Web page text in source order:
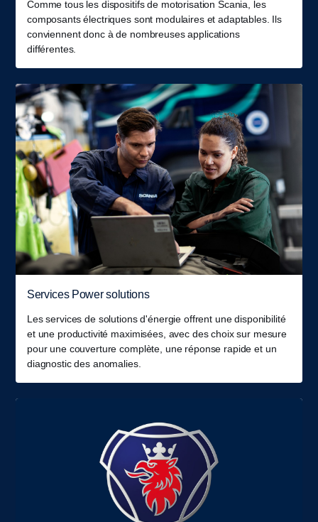
Comme tous les dispositifs de motorisation Scania, les
composants électriques sont modulaires et adaptables. Ils
conviennent donc à de nombreuses applications
différentes.
Services Power solutions
Les services de solutions d'énergie offrent une disponibilité
et une productivité maximisées, avec des choix sur mesure
pour une couverture complète, une réponse rapide et un
diagnostic des anomalies.